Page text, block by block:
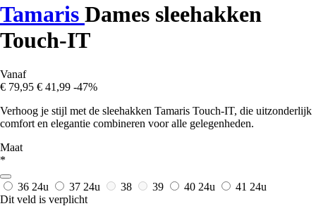
Tamaris Dames sleehakken
Touch-IT
Vanaf
€ 79,95 € 41,99 -47%
Verhoog je stijl met de sleehakken Tamaris Touch-IT, die uitzonderlijk
comfort en elegantie combineren voor alle gelegenheden.
Maat
*
36 24u 37 24u 38 39 40 24u 41 24u
Dit veld is verplicht